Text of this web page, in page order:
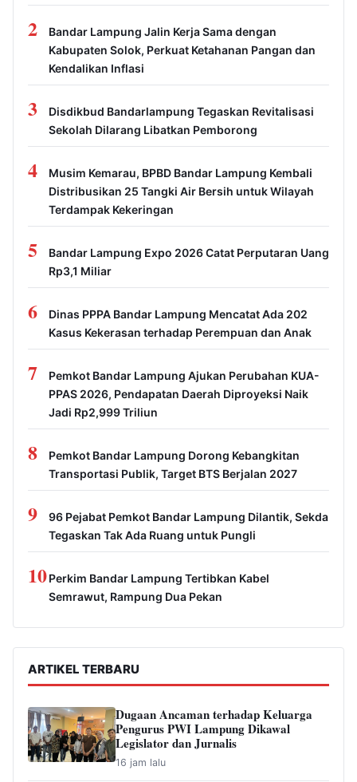
2
Bandar Lampung Jalin Kerja Sama dengan
Kabupaten Solok, Perkuat Ketahanan Pangan dan
Kendalikan Inflasi
3
Disdikbud Bandarlampung Tegaskan Revitalisasi
Sekolah Dilarang Libatkan Pemborong
4
Musim Kemarau, BPBD Bandar Lampung Kembali
Distribusikan 25 Tangki Air Bersih untuk Wilayah
Terdampak Kekeringan
5
Bandar Lampung Expo 2026 Catat Perputaran Uang
Rp3,1 Miliar
6
Dinas PPPA Bandar Lampung Mencatat Ada 202
Kasus Kekerasan terhadap Perempuan dan Anak
7
Pemkot Bandar Lampung Ajukan Perubahan KUA-
PPAS 2026, Pendapatan Daerah Diproyeksi Naik
Jadi Rp2,999 Triliun
8
Pemkot Bandar Lampung Dorong Kebangkitan
Transportasi Publik, Target BTS Berjalan 2027
9
96 Pejabat Pemkot Bandar Lampung Dilantik, Sekda
Tegaskan Tak Ada Ruang untuk Pungli
10Perkim Bandar Lampung Tertibkan Kabel
Semrawut, Rampung Dua Pekan
ARTIKEL TERBARU
Dugaan Ancaman terhadap Keluarga
Pengurus PWI Lampung Dikawal
Legislator dan Jurnalis
16 jam lalu